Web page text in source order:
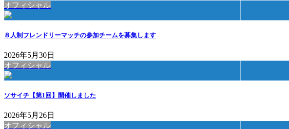
オフィシャル
８人制フレンドリーマッチの参加チームを募集します
2026年5月30日
オフィシャル
ソサイチ【第1回】開催しました
2026年5月26日
オフィシャル